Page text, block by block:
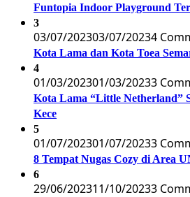
Funtopia Indoor Playground
3
03/07/202303/07/20234
Kota Lama dan Kota Toea
4
01/03/202301/03/20233
Kota Lama “Little Netherland”
Kece
5
01/07/202301/07/20233
8 Tempat Nugas Cozy di Area
6
29/06/202311/10/20233